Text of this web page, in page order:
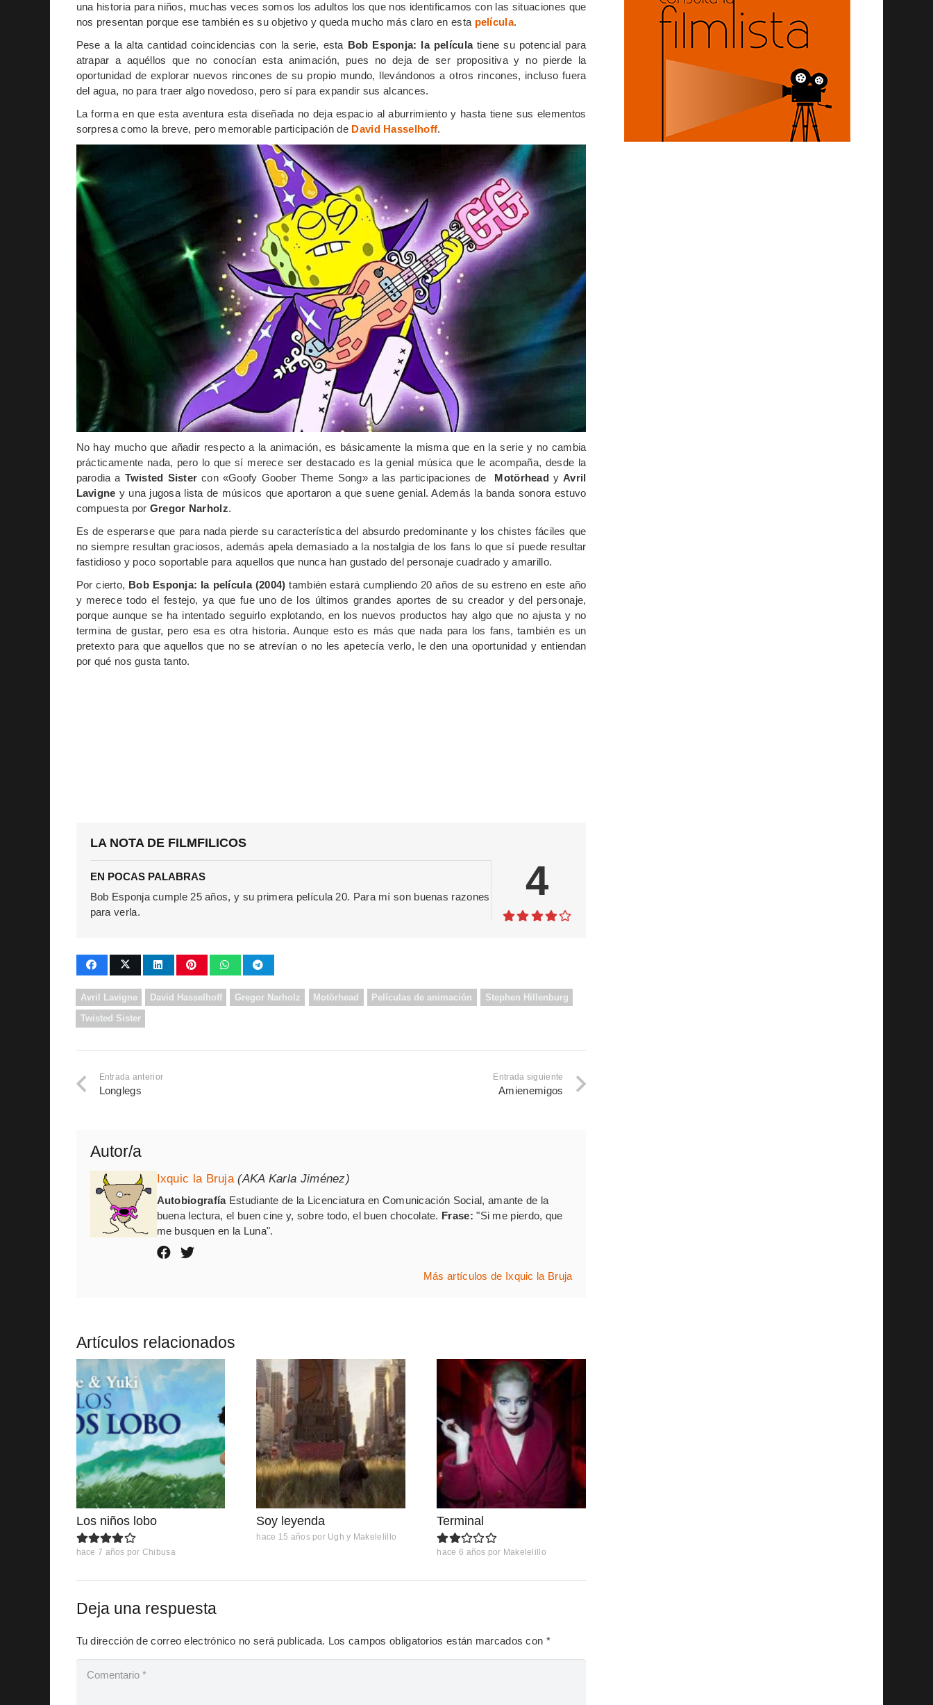
una historia para niños, muchas veces somos los adultos los que nos identificamos con las situaciones que
nos presentan porque ese también es su objetivo y queda mucho más claro en esta película.
Pese a la alta cantidad coincidencias con la serie, esta Bob Esponja: la películatiene su potencial para
atrapar a aquéllos que no conocían esta animación, pues no deja de ser propositiva y no pierde la
oportunidad de explorar nuevos rincones de su propio mundo, llevándonos a otros rincones, incluso fuera
del agua, no para traer algo novedoso, pero sí para expandir sus alcances.
La forma en que esta aventura esta diseñada no deja espacio al aburrimiento y hasta tiene sus elementos
sorpresa como la breve, pero memorable participación de David Hasselhoff.
No hay mucho que añadir respecto a la animación, es básicamente la misma que en la serie y no cambia
prácticamente nada, pero lo que sí merece ser destacado es la genial música que le acompaña, desde la
parodia a Twisted Sister con «Goofy Goober Theme Song» a las participaciones de Motörhead yAvril
Lavigne y una jugosa lista de músicos que aportaron a que suene genial. Además la banda sonora estuvo
compuesta por Gregor Narholz.
Es de esperarse que para nada pierde su característica del absurdo predominante y los chistes fáciles que
no siempre resultan graciosos, además apela demasiado a la nostalgia de los fans lo que sí puede resultar
fastidioso y poco soportable para aquellos que nunca han gustado del personaje cuadrado y amarillo.
Por cierto, Bob Esponja: la película (2004) también estará cumpliendo 20 años de su estreno en este año
y merece todo el festejo, ya que fue uno de los últimos grandes aportes de su creador y del personaje,
porque aunque se ha intentado seguirlo explotando, en los nuevos productos hay algo que no ajusta y no
termina de gustar, pero esa es otra historia. Aunque esto es más que nada para los fans, también es un
pretexto para que aquellos que no se atrevían o no les apetecía verlo, le den una oportunidad y entiendan
por qué nos gusta tanto.
LA NOTA DE FILMFILICOS
EN POCAS PALABRAS
Bob Esponja cumple 25 años, y su primera película 20. Para mí son buenas razones
para verla.
4
Avril Lavigne David Hasselhoff Gregor Narholz Motörhead Películas de animación Stephen Hillenburg
Twisted Sister
Entrada anterior
Longlegs
Entrada siguiente
Amienemigos
Autor/a
Ixquic la Bruja (AKA Karla Jiménez)
AutobiografíaEstudiante de la Licenciatura en Comunicación Social, amante de la
buena lectura, el buen cine y, sobre todo, el buen chocolate. Frase: "Si me pierdo, que
me busquen en la Luna".
Más artículos de Ixquic la Bruja
Artículos relacionados
Los niños lobo
hace 7 años por Chibusa
Soy leyenda
hace 15 años por Ugh y Makelelillo
Terminal
hace 6 años por Makelelillo
Deja una respuesta
Tu dirección de correo electrónico no será publicada. Los campos obligatorios están marcados con *